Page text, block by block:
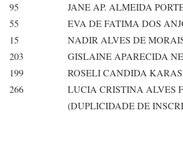
95
JANE AP. ALMEIDA
55
EVA DE FATIMA DOS
15
NADIR ALVES DE
203
GISLAINE APARECIDA
199
ROSELI CANDIDA KARAS
266
LUCIA CRISTINA ALVES
(DUPLICIDADE DE